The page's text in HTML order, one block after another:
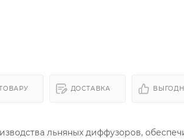
ДОСТАВКА
льняных диффузоров,